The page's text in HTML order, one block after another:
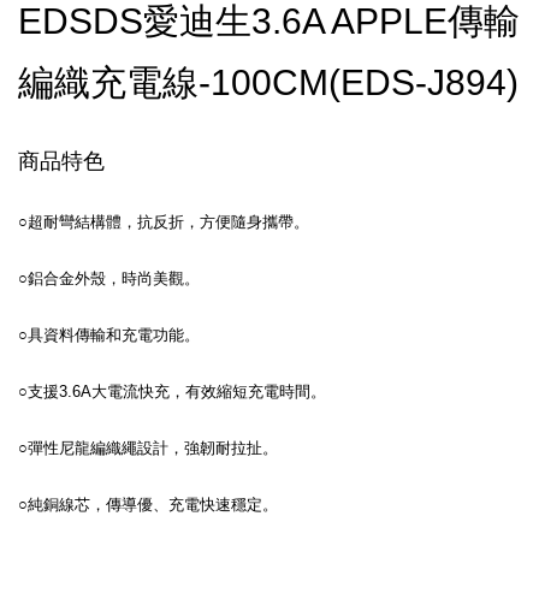
EDSDS愛迪生3.6A APPLE傳輸
編織充電線-100CM(EDS-J894)
商品特色
○超耐彎結構體，抗反折，方便隨身攜帶。
○鋁合金外殼，時尚美觀。
○具資料傳輸和充電功能。
○支援3.6A大電流快充，有效縮短充電時間。
○彈性尼龍編織繩設計，強韌耐拉扯。
○純銅線芯，傳導優、充電快速穩定。